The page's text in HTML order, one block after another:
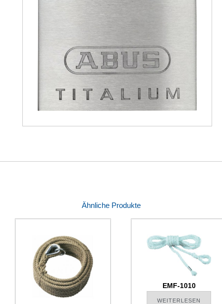
Ähnliche Produkte
EMF-1010
WEITERLESEN